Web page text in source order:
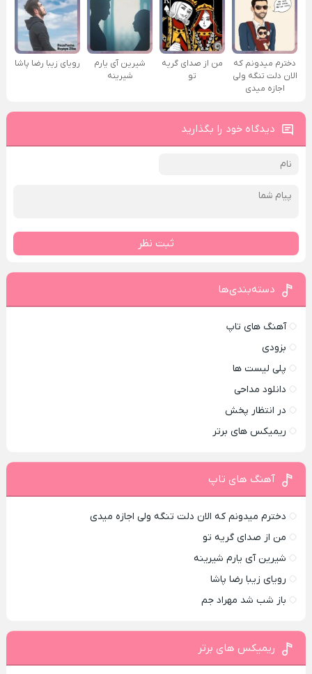
دخترم میدونم که
الان دلت تنگه ولی
اجازه میدی
من از صدای گريه
تو
شیرین آی یارم
شیرینه
رویای زیبا رضا پاشا
دیدگاه خود را بگذارید
ثبت نظر
دسته‌بندی‌ها
آهنگ های تاپ
بزودی
پلی لیست ها
دانلود مداحی
در انتظار پخش
ریمیکس های برتر
آهنگ های تاپ
دخترم میدونم که الان دلت تنگه ولی اجازه میدی
من از صدای گريه تو
شیرین آی یارم شیرینه
رویای زیبا رضا پاشا
باز شب شد مهراد جم
ریمیکس های برتر